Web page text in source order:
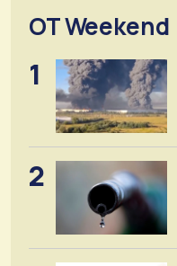
OT Weekend
1
2